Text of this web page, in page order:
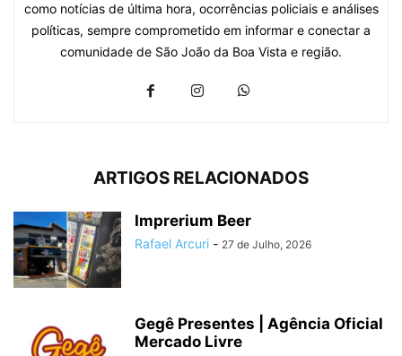
como notícias de última hora, ocorrências policiais e análises
políticas, sempre comprometido em informar e conectar a
comunidade de São João da Boa Vista e região.
ARTIGOS RELACIONADOS
Imprerium Beer
Rafael Arcuri - 27 de Julho, 2026
Gegê Presentes | Agência Oficial
Mercado Livre